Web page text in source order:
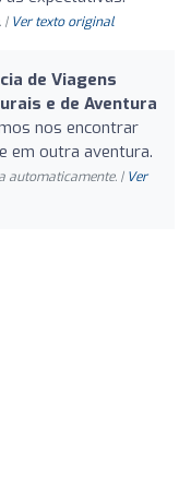
| Ver texto original
de Viagens
e de Aventura
nos encontrar
em outra aventura.
automaticamente. | Ver